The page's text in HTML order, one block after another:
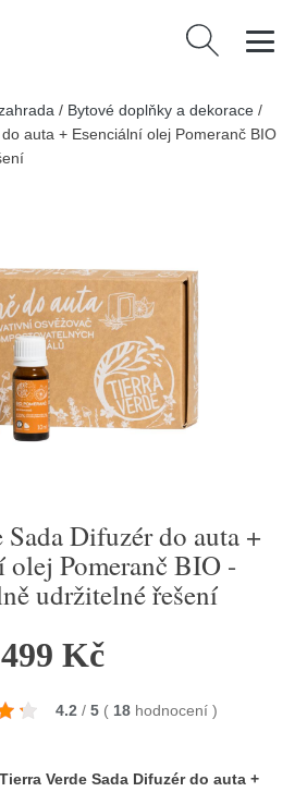
Vyhledávání
/ Bytové doplňky a dekorace /
auta + Esenciální olej Pomeranč BIO
Difuzér do auta +
olej Pomeranč BIO -
udržitelné řešení
499 Kč
4.2 / 5 ( 18 hodnocení )
Tierra Verde Sada Difuzér do auta +